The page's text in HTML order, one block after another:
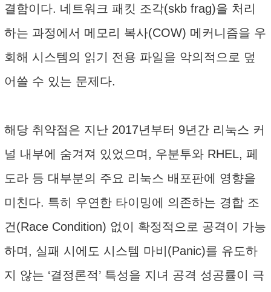
결함이다. 네트워크 패킷 조각(skb frag)을 처리
하는 과정에서 메모리 복사(COW) 메커니즘을 우
회해 시스템의 읽기 전용 파일을 악의적으로 덮
어쓸 수 있는 문제다.
해당 취약점은 지난 2017년부터 9년간 리눅스 커
널 내부에 숨겨져 있었으며, 우분투와 RHEL, 페
도라 등 대부분의 주요 리눅스 배포판에 영향을
미친다. 특히 우연한 타이밍에 의존하는 경합 조
건(Race Condition) 없이 확정적으로 공격이 가능
하며, 실패 시에도 시스템 마비(Panic)를 유도하
지 않는 ‘결정론적’ 특성을 지녀 공격 성공률이 극